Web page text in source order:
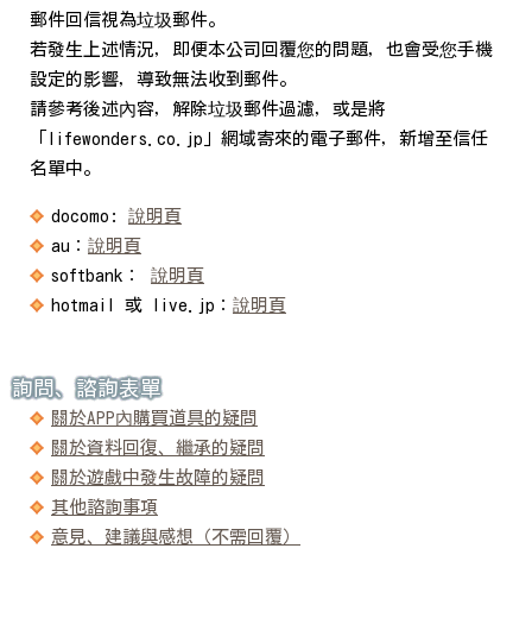
郵件回信視為垃圾郵件。
若發生上述情況，即便本公司回覆您的問題，也會受您手機
設定的影響，導致無法收到郵件。
請參考後述內容，解除垃圾郵件過濾，或是將
「lifewonders.co.jp」網域寄來的電子郵件，新增至信任
名單中。
docomo: 說明頁
au： 說明頁
softbank： 說明頁
hotmail 或 live.jp： 說明頁
詢問、諮詢表單
關於APP內購買道具的疑問
關於資料回復、繼承的疑問
關於遊戲中發生故障的疑問
其他諮詢事項
意見、建議與感想（不需回覆）